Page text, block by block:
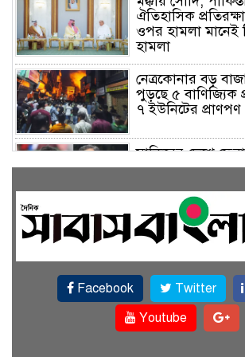
ঐতিহাসিক
ওপর হামলা
হামলা
নেত্রকোনার বড়
পুড়ছে ৫ বাণিজ্যিক
৭ ইউনিটের প্রাণপণ
সাকিবের দেশে
ফেরার সম্ভাবনা
ফেসবুকে যুক্ত হলো
হলো ডিজিটাল
বৃষ্টি উপেক্ষা করে
স্মৃতি জাদুঘরে’
Facebook
Twitter
Youtube